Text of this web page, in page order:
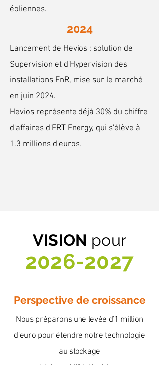
éoliennes.
2024
Lancement de Hevios : solution de
Supervision et d'Hypervision des
installations EnR, mise sur le marché
en juin 2024.
Hevios représente déjà 30% du chiffre
d'affaires d'ERT Energy, qui s'élève à
1,3 millions d'euros.
VISION pour
2026-2027
Perspective de croissance
Nous préparons une levée d'1 million
d'euro pour étendre notre technologie
au stockage